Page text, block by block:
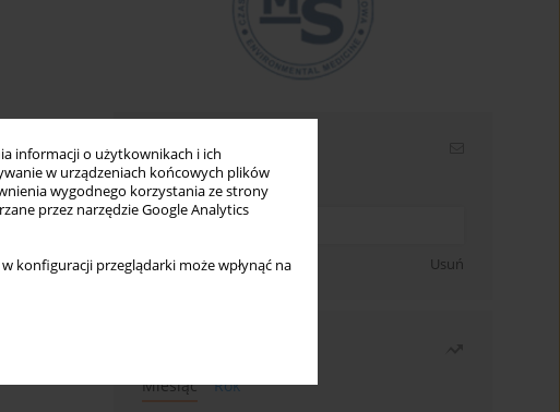
informacji o użytkownikach i ich
w urządzeniach końcowych plików
wygodnego korzystania ze strony
przez narzędzie Google Analytics
konfiguracji przeglądarki może wpłynąć na
Newsletter
Wpisz swój adres email
Zapisz się Usuń
Miesiąc
Rok